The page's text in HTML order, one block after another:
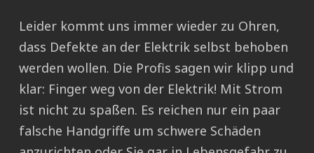
Leider kommt uns immer wieder zu Ohren,
dass Defekte an der Elektrik selbst behoben
werden wollen. Die Profis sagen wir klipp und
klar: Finger weg von der Elektrik! Mit Strom
ist nicht zu spaßen. Es reichen nur ein paar
falsche Handgriffe um schwere Schäden